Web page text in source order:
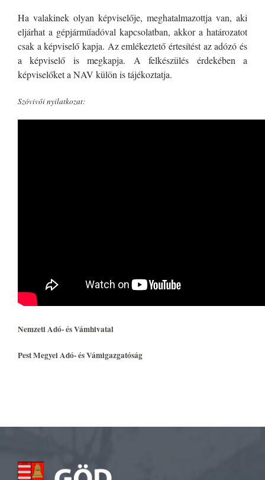
Ha valakinek olyan képviselője, meghatalmazottja van, aki
eljárhat a gépjárműadóval kapcsolatban, akkor a határozatot
csak a képviselő kapja. Az emlékeztető értesítést az adózó és
a képviselő is megkapja. A felkészülés érdekében a
képviselőket a NAV külön is tájékoztatja.
Szóvivői nyilatkozat:
Nemzeti Adó- és Vámhivatal
Pest Megyei Adó- és Vámigazgatóság